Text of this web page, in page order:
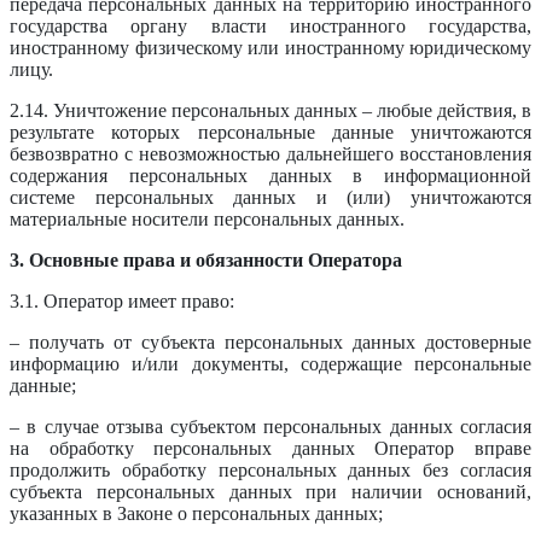
передача персональных данных на территорию иностранного
государства органу власти иностранного государства,
иностранному физическому или иностранному юридическому
лицу.
2.14. Уничтожение персональных данных – любые действия, в
результате которых персональные данные уничтожаются
безвозвратно с невозможностью дальнейшего восстановления
содержания персональных данных в информационной
системе персональных данных и (или) уничтожаются
материальные носители персональных данных.
3. Основные права и обязанности Оператора
3.1. Оператор имеет право:
– получать от субъекта персональных данных достоверные
информацию и/или документы, содержащие персональные
данные;
– в случае отзыва субъектом персональных данных согласия
на обработку персональных данных Оператор вправе
продолжить обработку персональных данных без согласия
субъекта персональных данных при наличии оснований,
указанных в Законе о персональных данных;